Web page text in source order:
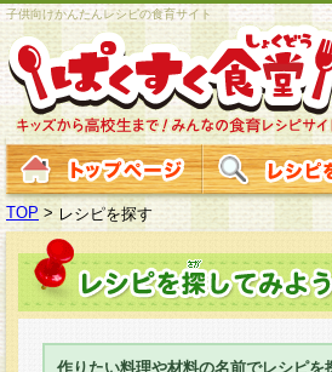
子供向けかんたんレシピの食育サイト
TOP > レシピを探す
作りたい料理や材料の名前でレシピを